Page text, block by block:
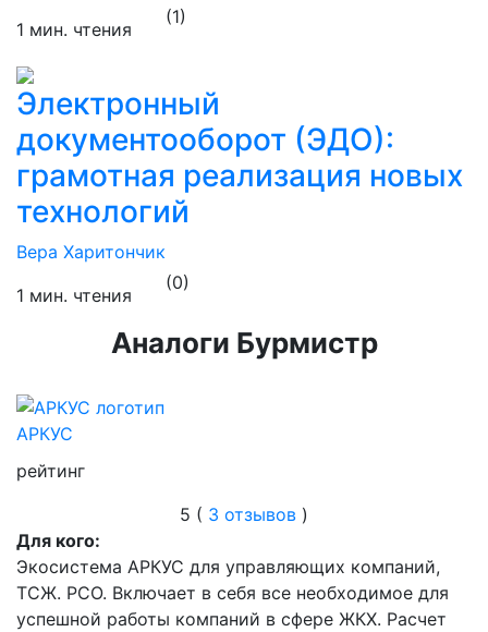
1 мин. чтения
(1)
Электронный
документооборот (ЭДО):
грамотная реализация новых
технологий
Вера Харитончик
1 мин. чтения
(0)
Аналоги Бурмистр
АРКУС
рейтинг
5 ( 3 отзывов )
Для кого:
Экосистема АРКУС для управляющих компаний,
ТСЖ. РСО. Включает в себя все необходимое для
успешной работы компаний в сфере ЖКХ. Расчет